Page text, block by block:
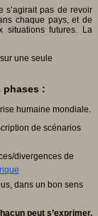
s’agirait pas de revoir
chaque pays, et de
situations futures. La
une seule
phases :
humaine mondiale.
de scénarios
divergences de
dans un bon sens
peut s’exprimer,